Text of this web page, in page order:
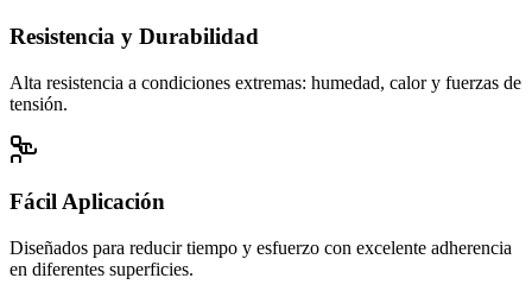
Resistencia y Durabilidad
Alta resistencia a condiciones extremas: humedad, calor y fuerzas de
tensión.
Fácil Aplicación
Diseñados para reducir tiempo y esfuerzo con excelente adherencia
en diferentes superficies.